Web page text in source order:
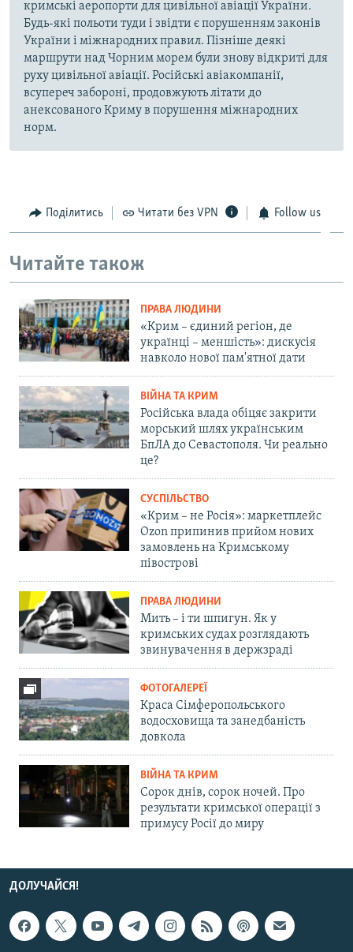
кримські аеропорти для цивільної авіації України.
Будь-які польоти туди і звідти є порушенням законів
України і міжнародних правил. Пізніше деякі
маршрути над Чорним морем були знову відкриті для
руху цивільної авіації. Російські авіакомпанії,
всупереч забороні, продовжують літати до
анексованого Криму в порушення міжнародних
норм.
Поділитись Читати без VPN Follow us
Читайте також
ПРАВА ЛЮДИНИ
«Крим – єдиний регіон, де
українці – меншість»: дискусія
навколо нової пам'ятної дати
ВІЙНА ТА КРИМ
Російська влада обіцяє закрити
морський шлях українським
БпЛА до Севастополя. Чи реально
це?
СУСПІЛЬСТВО
«Крим – не Росія»: маркетплейс
Ozon припинив прийом нових
замовлень на Кримському
півострові
ПРАВА ЛЮДИНИ
Мить – і ти шпигун. Як у
кримських судах розглядають
звинувачення в держзраді
ФОТОГАЛЕРЕЇ
Краса Сімферопольського
водосховища та занедбаність
довкола
ВІЙНА ТА КРИМ
Сорок днів, сорок ночей. Про
результати кримської операції з
примусу Росії до миру
ДОЛУЧАЙСЯ!